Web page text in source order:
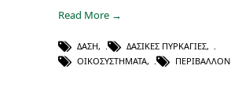
Read More →
ΔΆΣΗ, ΔΑΣΙΚΈΣ ΠΥΡΚΑΓΙΈΣ,
ΟΙΚΟΣΥΣΤΉΜΑΤΑ, ΠΕΡΙΒΆΛΛΟΝ